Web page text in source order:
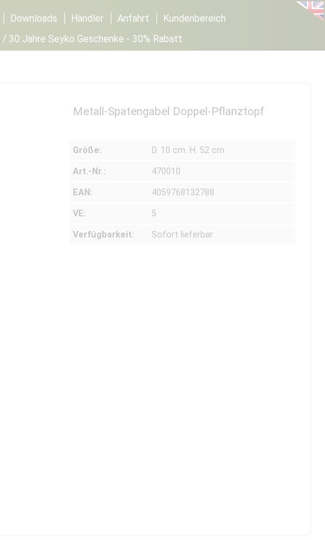
Downloads Händler Anfahrt
Kundenbereich
/ 30 Jahre Seyko Geschenke - 30% Rabatt
Metall-Spatengabel Doppel-Pflanztopf
Größe: D. 10 cm. H. 52 cm
Art.-Nr.: 470010
EAN: 4059768132788
VE: 5
Verfügbarkeit: Sofort lieferbar